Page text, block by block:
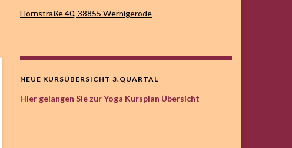
Hornstraße 40, 38855 Wernigerode
NEUE KURSÜBERSICHT 3.QUARTAL
Hier gelangen Sie zur Yoga Kursplan Übersicht